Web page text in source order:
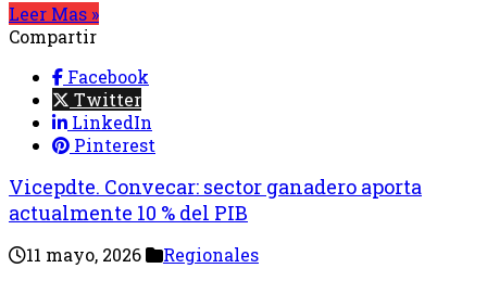
Leer Mas »
Compartir
Facebook
Twitter
LinkedIn
Pinterest
Vicepdte. Convecar: sector ganadero aporta
actualmente 10 % del PIB
11 mayo, 2026 Regionales